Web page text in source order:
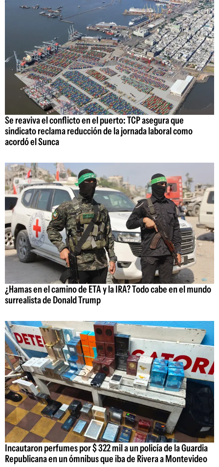
Se reaviva el conflicto en el puerto: TCP asegura que
sindicato reclama reducción de la jornada laboral como
acordó el Sunca
¿Hamas en el camino de ETA y la IRA? Todo cabe en el mundo
surrealista de Donald Trump
Incautaron perfumes por $ 322 mil a un policía de la Guardia
Republicana en un ómnibus que iba de Rivera a Montevideo